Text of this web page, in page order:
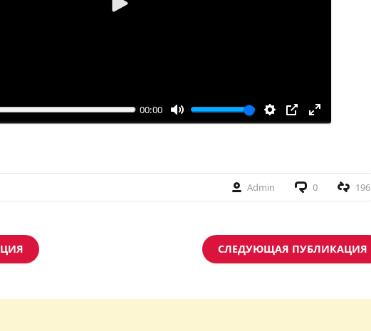
00:00
Admin 0 196
СЛЕДУЮЩАЯ ПУБЛИКАЦИЯ